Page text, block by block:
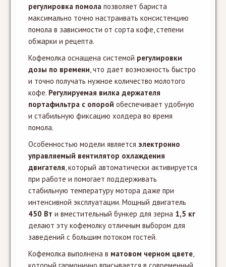
регулировка помола позволяет бариста
максимально точно настраивать консистенцию
помола в зависимости от сорта кофе, степени
обжарки и рецепта.
Кофемолка оснащена системой регулировки
дозы по времени, что дает возможность быстро
и точно получать нужное количество молотого
кофе. Регулируемая вилка держателя
портафильтра с опорой обеспечивает удобную
и стабильную фиксацию холдера во время
помола.
Особенностью модели является электронно
управляемый вентилятор охлаждения
двигателя, который автоматически активируется
при работе и помогает поддерживать
стабильную температуру мотора даже при
интенсивной эксплуатации. Мощный двигатель
450 Вт и вместительный бункер для зерна 1,5 кг
делают эту кофемолку отличным выбором для
заведений с большим потоком гостей.
Кофемолка выполнена в матовом черном цвете,